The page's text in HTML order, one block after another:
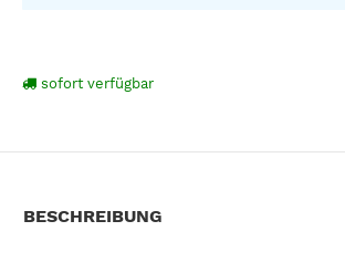
sofort verfügbar
BESCHREIBUNG